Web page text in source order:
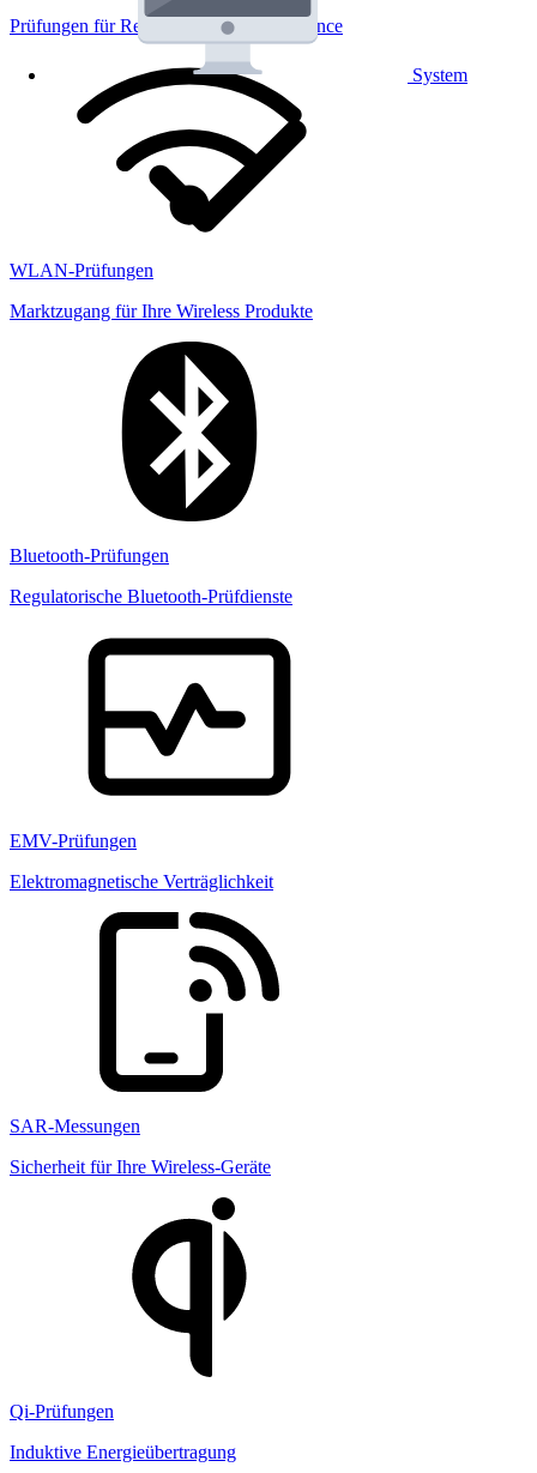
System
Prüfungen für Regulatorik und Performance
WLAN-Prüfungen
Marktzugang für Ihre Wireless Produkte
Bluetooth-Prüfungen
Regulatorische Bluetooth-Prüfdienste
EMV-Prüfungen
Elektromagnetische Verträglichkeit
SAR-Messungen
Sicherheit für Ihre Wireless-Geräte
Qi-Prüfungen
Induktive Energieübertragung